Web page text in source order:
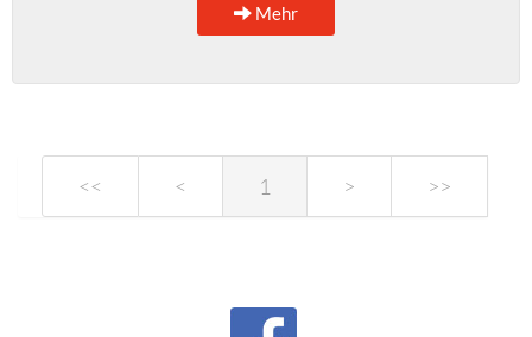
Mehr
<< < 1 > >>